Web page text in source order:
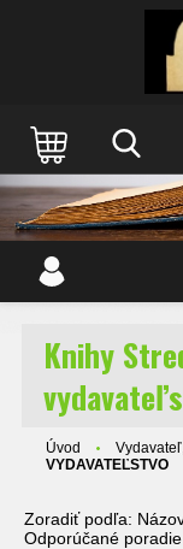
Knihy
Úvod
VYDAVATEĽSTVO
Zoradiť podľa:
Odporúčané poradie